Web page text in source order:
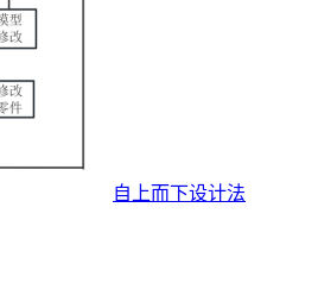
自上而下设计法